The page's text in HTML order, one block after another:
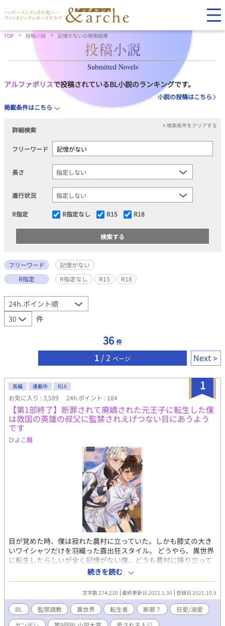
TOP 投稿小説 記憶がないの検索結果
Submitted Novels
アルファポリスで投稿されているBL小説のランキングです。
小説の投稿はこちら
掲載条件はこちら
詳細検索
×検索条件をクリアする
フリーワード
長さ
進行状況
R指定 R指定なし R15 R18
フリーワード
記憶がない
R指定
R指定なし R15 R18
件
36 件
1 / 2 ページ Next
1
長編 連載中 R18
お気に入り : 3,589 24h.ポイント : 184
【第1部終了】断罪されて廃嫡された元王子に転生した僕
は救国の英雄の叔父に監禁されえげつない目にあうよう
です
ひよこ麺
目が覚めた時、僕は寂れた農村に立っていた。しかも膝丈の大き
いワイシャツだけを羽織った露出狂スタイル。 どうやら、異世界
に転生したらしいが全く記憶がない僕。どうも農村に降り立って
いるしスローライフものの異世界転生かもと農家で生活しようと
した矢先、銀髪、蒼眼のありえないほどの長身イケメン美形に後
ろから羽交い絞めにされた。 「えっ？なんで？」 「……逃げるな
んて悪い子だねルーク。さぁ帰ろう」 良く分からないうちにその
まま攫われて……。 そこで気づいた、どうやら僕は腐女子の姉が
ハマっていたR-18BL小説「わがままな王子様は英雄様の虜」のわ
続きを読む
文字数 274,230 最終更新日 2022.1.30 登録日 2021.10.9
BL 監禁調教 異世界 転生者 断罪？
狂愛/溺愛